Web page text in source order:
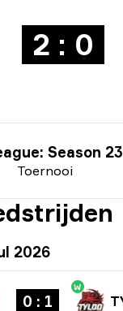
2 : 0
Toernooi
Season
2026
0 : 1
W